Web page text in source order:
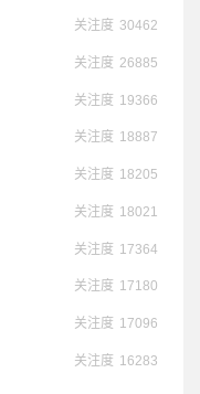
2025-05-22
2025-05-22
关注度 30462
关注度 26885
关注度 19366
关注度 18887
关注度 18205
关注度 18021
关注度 17364
关注度 17180
关注度 17096
关注度 16283